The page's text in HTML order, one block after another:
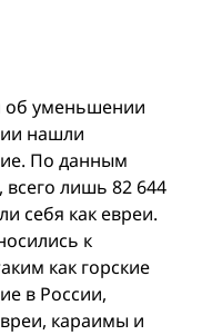
об уменьшении
нашли
По данным
всего лишь 82 644
себя как евреи.
к
как горские
в России,
караимы и